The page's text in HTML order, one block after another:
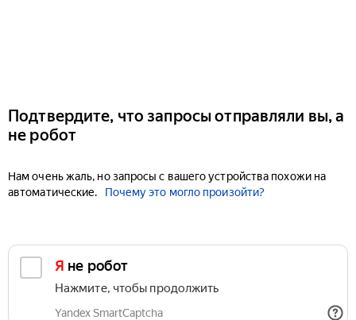
Подтвердите, что запросы отправляли вы, а
не робот
Нам очень жаль, но запросы с вашего устройства похожи на
автоматические.
Почему это могло произойти?
Я не робот
Нажмите, чтобы продолжить
Yandex SmartCaptcha